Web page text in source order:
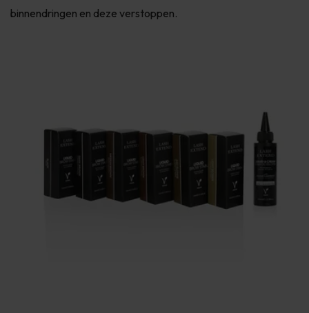
binnendringen en deze verstoppen.